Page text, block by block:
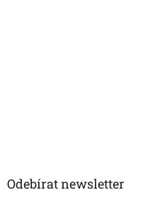
Odebírat newsletter